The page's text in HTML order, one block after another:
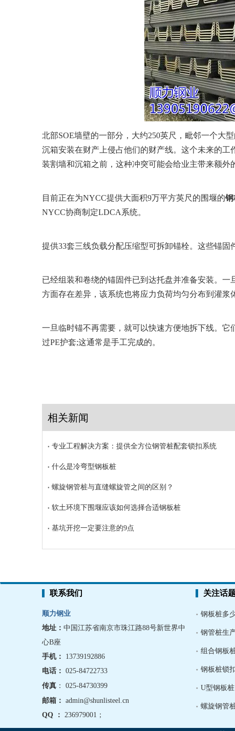
北部SOE墙壁的一部分，大约250英尺，毗邻一个大
沉箱安装在财产上侵占他们的财产线。这个未来的
装割墙和沉箱之前，这种冲突可能会给业主带来额外
目前正在为NYCC提供大面积9万平方英尺的围堰的钢
NYCC协商制定LDCA系统。
提供33套三线负载分配压缩型可拆卸锚栓。这些锚固
已经组装和卷绕的锚固件已到达托盘并准备安装。一
方面存在差异，该系统也将应力负荷均匀分布到灌浆
一旦临时锚不再需要，就可以快速方便地拆下线。它
过PE护套;这通常是手工完成的。
相关新闻
专业工程解决方案：提供全方位钢管桩配套锁扣系统
什么是冷弯型钢板桩
螺旋钢管桩与直缝螺旋管之间的区别？
软土环境下围堰应该如何选择合适钢板桩
基坑开挖一定要注意的9点
联系我们
顺力钢业
地址： 中国江苏省南京市珠江路88号新世界中
心B座
手机：
13739192886
电话： 025-84722733
传真 ： 025-84730399
邮箱： admin@shunlisteel.cn
QQ ： 236979001 ；
关注话
钢板桩多
钢管桩生
组合钢板
钢板桩锁
U型钢板桩
螺旋钢管